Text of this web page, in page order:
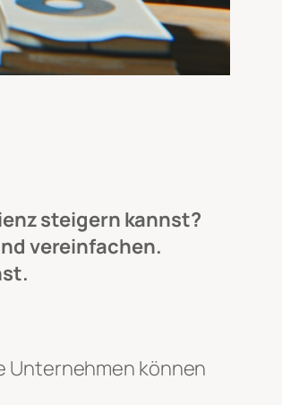
steigern kannst?
vereinfachen.
Unternehmen können